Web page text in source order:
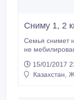
Сниму 1, 2
Семья снимет
не
первоночальным
нотариуса(
15/01/2017
Казахстан,